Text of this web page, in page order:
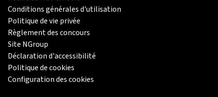
Conditions générales d'utilisation
Politique de vie privée
Règlement des concours
Site NGroup
Déclaration d'accessibilité
Politique de cookies
Configuration des cookies